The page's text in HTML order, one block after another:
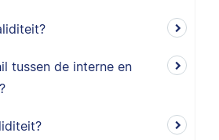
tussen de interne en